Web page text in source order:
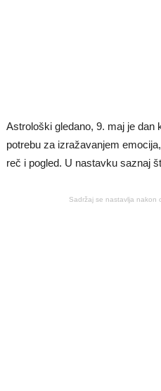
Astrološki gledano, 9. maj je dan
potrebu za izražavanjem
reč i pogled. U nastavku saznaj
Sadržaj se nastavlja nakon